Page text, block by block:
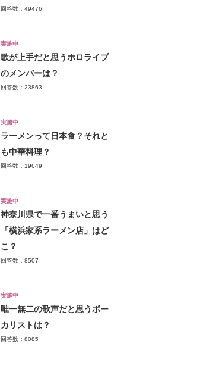
回答数：49476
実施中
歌が上手だと思うホロライブ
のメンバーは？
回答数：23863
実施中
ラーメンって日本食？それと
も中華料理？
回答数：19649
実施中
神奈川県で一番うまいと思う
「横浜家系ラーメン店」はど
こ？
回答数：8507
実施中
唯一無二の歌声だと思うボー
カリストは？
回答数：8085